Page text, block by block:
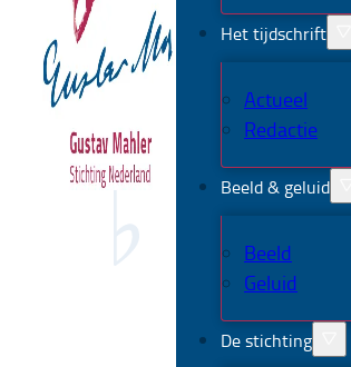
Het tijdschrift
Actueel
Redactie
Beeld & geluid
Beeld
Geluid
De stichting